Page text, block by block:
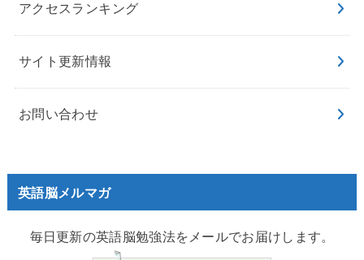
アクセスランキング
サイト更新情報
お問い合わせ
英語脳メルマガ
毎日更新の英語脳勉強法をメールでお届けします。